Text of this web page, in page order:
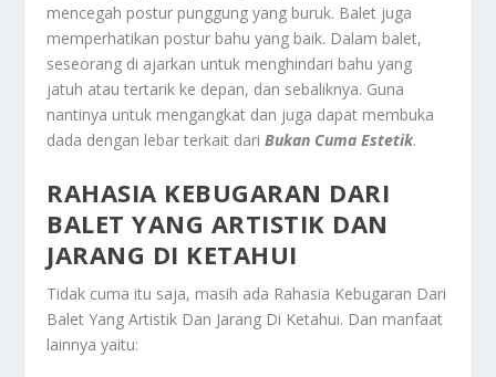
mencegah postur punggung yang buruk. Balet juga
memperhatikan postur bahu yang baik. Dalam balet,
seseorang di ajarkan untuk menghindari bahu yang
jatuh atau tertarik ke depan, dan sebaliknya. Guna
nantinya untuk mengangkat dan juga dapat membuka
dada dengan lebar terkait dariBukan Cuma Estetik.
RAHASIA KEBUGARAN DARI
BALET YANG ARTISTIK DAN
JARANG DI KETAHUI
Tidak cuma itu saja, masih ada Rahasia Kebugaran Dari
Balet Yang Artistik Dan Jarang Di Ketahui. Dan manfaat
lainnya yaitu: